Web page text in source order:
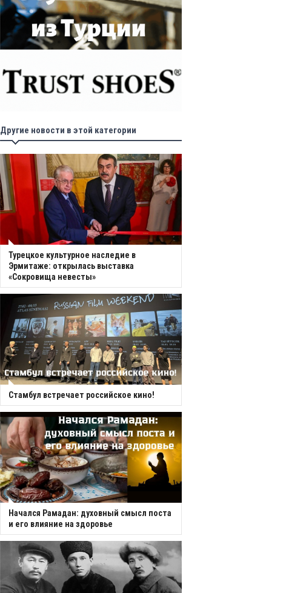
Другие новости в этой категории
Турецкое культурное наследие в
Эрмитаже: открылась выставка
«Сокровища невесты»
Стамбул встречает российское кино!
Начался Рамадан: духовный смысл поста
и его влияние на здоровье